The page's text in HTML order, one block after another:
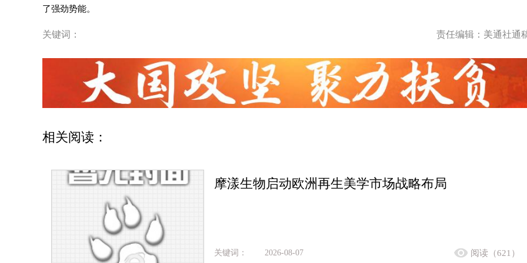
了强劲势能。
关键词： 责任编辑：美通社通
相关阅读：
摩漾生物启动欧洲再生美学市场战略布局
关键词： 2026-08-07 阅读（621）